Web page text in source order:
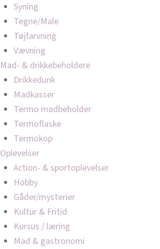
Syning
Tegne/Male
Tøjfarvning
Vævning
Mad- & drikkebeholdere
Drikkedunk
Madkasser
Termo madbeholder
Termoflaske
Termokop
Oplevelser
Action- & sportoplevelser
Hobby
Gåder/mysterier
Kultur & Fritid
Kursus / læring
Mad & gastronomi